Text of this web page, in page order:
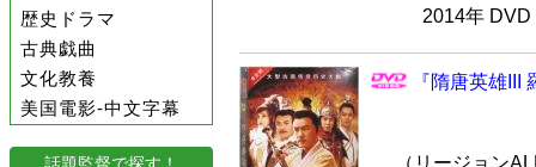
歴史ドラマ
古典戯曲
文化教養
美国電影-中文字幕
2014年
『隋唐英雄III